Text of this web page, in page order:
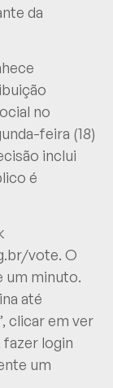
da
no
feira (18)
inclui
é
vote. O
um minuto.
até
clicar em ver
login
um